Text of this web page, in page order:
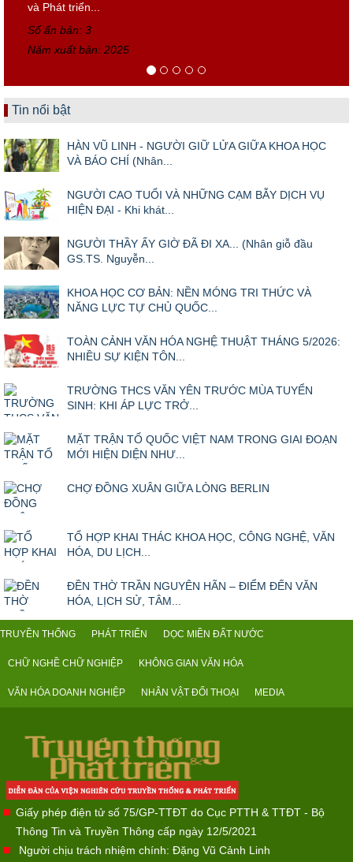
và Phát triển...
Số ấn bản: 3
Năm xuất bản: 2025
Tin nổi bật
HÀN VŨ LINH - NGƯỜI GIỮ LỬA GIỮA KHOA HỌC
VÀ BÁO CHÍ (Nhân...
NGƯỜI CAO TUỔI VÀ NHỮNG CẠM BẪY DỊCH VỤ
HIỆN ĐẠI - Khi khát...
NGƯỜI THẦY ẤY GIỜ ĐÃ ĐI XA... (Nhân giỗ đầu
GS.TS. Nguyễn...
KHOA HỌC CƠ BẢN: NỀN MÓNG TRI THỨC VÀ
NĂNG LỰC TỰ CHỦ QUỐC...
TOÀN CẢNH VĂN HÓA NGHỆ THUẬT THÁNG 5/2026:
NHIỀU SỰ KIỆN TÔN...
TRƯỜNG THCS VĂN YÊN TRƯỚC MÙA TUYỂN
SINH: KHI ÁP LỰC TRỞ...
MẶT TRẬN TỔ QUỐC VIỆT NAM TRONG GIAI ĐOẠN
MỚI HIỆN DIỆN NHƯ...
CHỢ ĐỒNG XUÂN GIỮA LÒNG BERLIN
TỔ HỢP KHAI THÁC KHOA HỌC, CÔNG NGHỆ, VĂN
HÓA, DU LỊCH...
ĐỀN THỜ TRẦN NGUYÊN HÃN – ĐIỂM ĐẾN VĂN
HÓA, LỊCH SỬ, TÂM...
TRUYỀN THỐNG PHÁT TRIỂN DỌC MIỀN ĐẤT NƯỚC
CHỮ NGHỀ CHỮ NGHIỆP KHÔNG GIAN VĂN HÓA
VĂN HÓA DOANH NGHIỆP NHÂN VẬT ĐỐI THOẠI MEDIA
Giấy phép điện tử số 75/GP-TTĐT do Cục PTTH & TTĐT - Bộ
Thông Tin và Truyền Thông cấp ngày 12/5/2021
Người chịu trách nhiệm chính: Đặng Vũ Cảnh Linh